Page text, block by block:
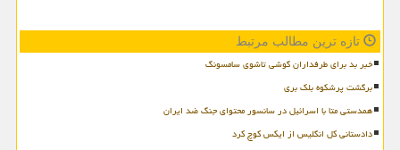
تازه ترین مطالب مرتبط
خبر بد برای طرفداران گوشی تاشوی سامسونگ
برگشت پرشکوه بلک بری
همدستی متا با اسرائیل در سانسور محتوای جنگ ضد ایران
دادستانی کل انگلیس از ایکس کوچ کرد